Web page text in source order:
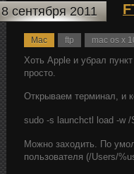
8 сентября 2011
Mac ftp mac os x
Хоть Apple и убрал
просто.
Открываем терминал, и
sudo -s launchctl load -w
Можно заходить. По
пользователя (/Users/